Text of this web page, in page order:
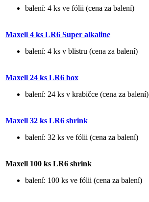
balení: 4 ks ve fólii (cena za balení)
Maxell 4 ks LR6 Super alkaline
balení: 4 ks v blistru (cena za balení)
Maxell 24 ks LR6 box
balení: 24 ks v krabičce (cena za balení)
Maxell 32 ks LR6 shrink
balení: 32 ks ve fólii (cena za balení)
Maxell 100 ks LR6 shrink
balení: 100 ks ve fólii (cena za balení)